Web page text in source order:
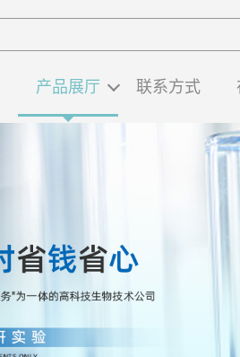
产品展厅 联系方式